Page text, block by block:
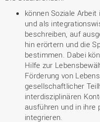
können Soziale
und als
beschreiben, auf
hin erörtern und die
bestimmen. Dabei
Hilfe zur
Förderung von
gesellschaftlicher
interdisziplinären
ausführen und in ihre
integrieren.